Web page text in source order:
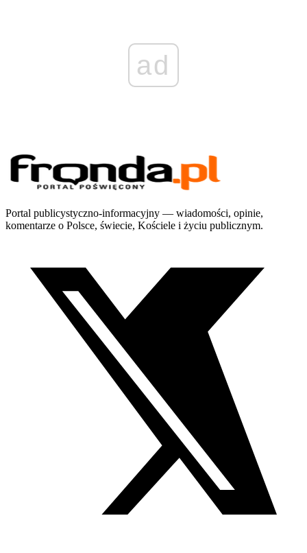
ad
Portal publicystyczno-informacyjny — wiadomości, opinie,
komentarze o Polsce, świecie, Kościele i życiu publicznym.